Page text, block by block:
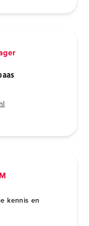
kennis en